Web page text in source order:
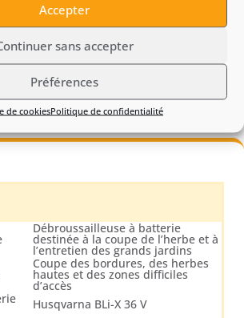
Accepter
sans accepter
Préférences
de cookiesPolitique de confidentialité
choix pertinent pour couper l’herbe,
et entretenir les zones difficiles
Débroussailleuse à batterie
destinée à la coupe de l’herbe et à
l’entretien des grands jardins
Coupe des bordures, des herbes
hautes et des zones difficiles
d’accès
Husqvarna BLi-X 36 V